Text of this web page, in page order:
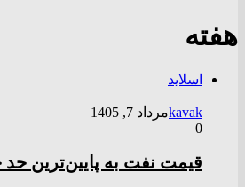
هفته
اسلاید
kavakمرداد 7, 1405
0
قیمت نفت به پایین‌ترین حد